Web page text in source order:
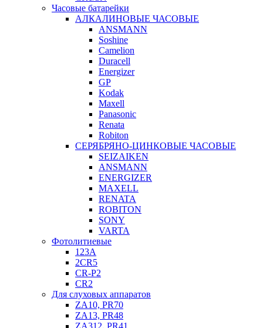
Часовые батарейки
АЛКАЛИНОВЫЕ ЧАСОВЫЕ
ANSMANN
Soshine
Camelion
Duracell
Energizer
GP
Kodak
Maxell
Panasonic
Renata
Robiton
СЕРЯБРЯНО-ЦИНКОВЫЕ ЧАСОВЫЕ
SEIZAIKEN
ANSMANN
ENERGIZER
MAXELL
RENATA
ROBITON
SONY
VARTA
Фотолитиевые
123A
2CR5
CR-P2
CR2
Для слуховых аппаратов
ZA10, PR70
ZA13, PR48
ZA312, PR41